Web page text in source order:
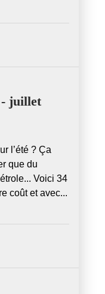
juillet
l’été ? Ça
que du
Voici 34
coût et avec...